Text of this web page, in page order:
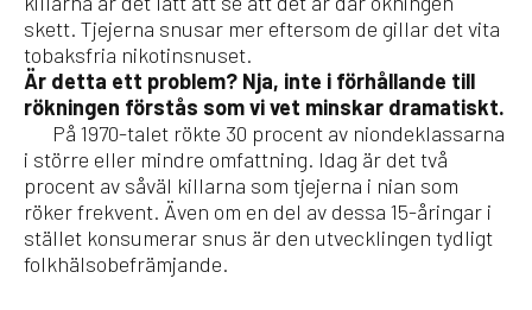
skett. Tjejerna snusar mer eftersom de gillar det vita
tobaksfria nikotinsnuset.
Är detta ett problem? Nja, inte i förhållande till
rökningen förstås som vi vet minskar dramatiskt.
På 1970-talet rökte 30 procent av niondeklassarna
i större eller mindre omfattning. Idag är det två
procent av såväl killarna som tjejerna i nian som
röker frekvent. Även om en del av dessa 15-åringar i
stället konsumerar snus är den utvecklingen tydligt
folkhälsobefrämjande.